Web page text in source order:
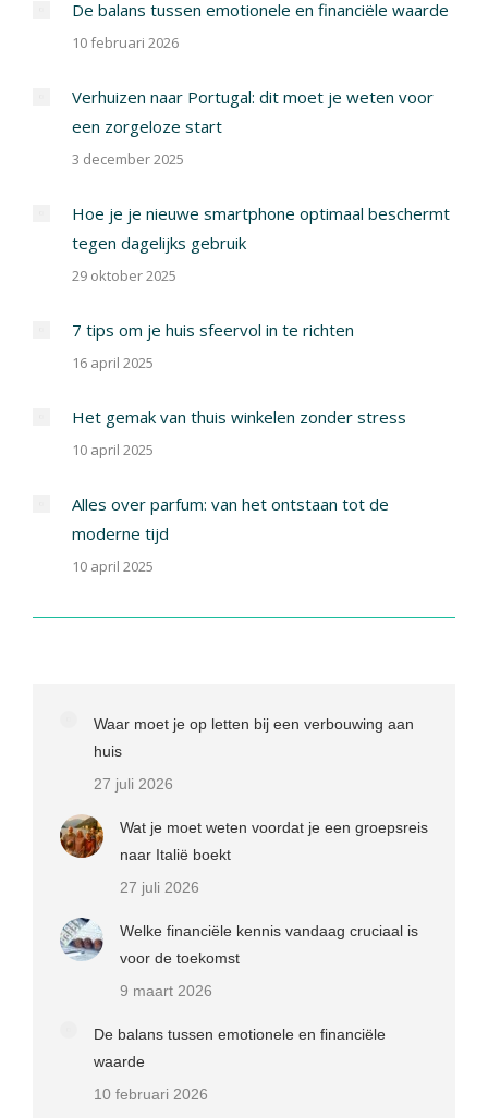
De balans tussen emotionele en financiële waarde
10 februari 2026
Verhuizen naar Portugal: dit moet je weten voor
een zorgeloze start
3 december 2025
Hoe je je nieuwe smartphone optimaal beschermt
tegen dagelijks gebruik
29 oktober 2025
7 tips om je huis sfeervol in te richten
16 april 2025
Het gemak van thuis winkelen zonder stress
10 april 2025
Alles over parfum: van het ontstaan tot de
moderne tijd
10 april 2025
Waar moet je op letten bij een verbouwing aan
huis
27 juli 2026
Wat je moet weten voordat je een groepsreis
naar Italië boekt
27 juli 2026
Welke financiële kennis vandaag cruciaal is
voor de toekomst
9 maart 2026
De balans tussen emotionele en financiële
waarde
10 februari 2026